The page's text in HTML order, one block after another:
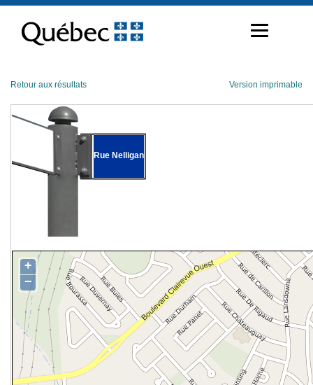
contenu
Retour aux résultats Version imprimable
Rue Nelligan
+
−